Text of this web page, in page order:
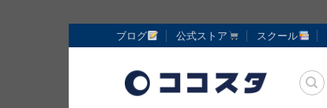
to
ブログ 公式ストア スクール